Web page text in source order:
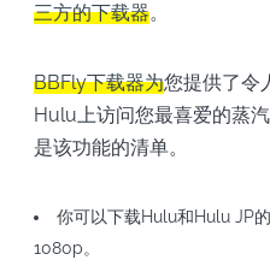
三方的下载器。
BBFly下载器为您提供了令
Hulu上访问您最喜爱的蒸
是该功能的清单。
你可以下载Hulu和Hulu JP
1080p。